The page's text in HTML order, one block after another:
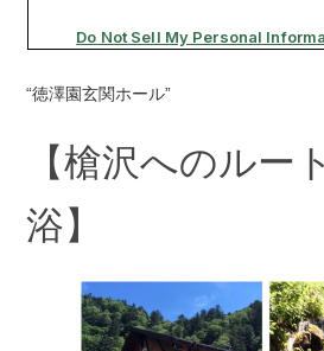
“徳澤園玄関ホール”
【槍沢へのルー
浴】